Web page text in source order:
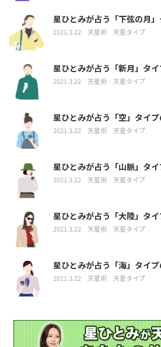
星ひとみが占う「下弦の月
2021.3.22 天星術 天星タイプ
星ひとみが占う「新月」タ
2021.3.22 天星術 天星タイプ
星ひとみが占う「空」タイ
2021.3.22 天星術 天星タイプ
星ひとみが占う「山脈」タ
2021.3.22 天星術 天星タイプ
星ひとみが占う「大陸」タ
2021.3.22 天星術 天星タイプ
星ひとみが占う「海」タイ
2021.3.22 天星術 天星タイプ